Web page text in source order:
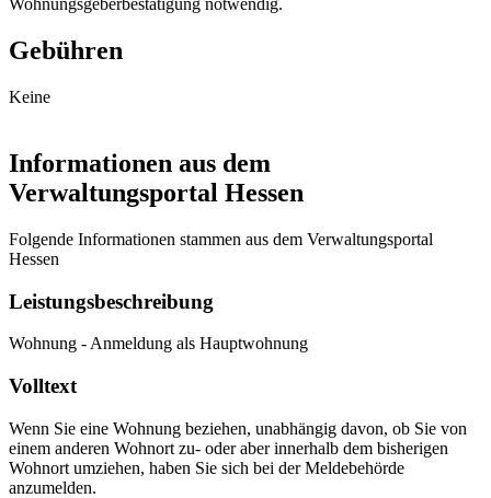
Wohnungsgeberbestätigung notwendig.
Gebühren
Keine
Informationen aus dem
Verwaltungsportal Hessen
Folgende Informationen stammen aus dem Verwaltungsportal
Hessen
Leistungsbeschreibung
Wohnung - Anmeldung als Hauptwohnung
Volltext
Wenn Sie eine Wohnung beziehen, unabhängig davon, ob Sie von
einem anderen Wohnort zu- oder aber innerhalb dem bisherigen
Wohnort umziehen, haben Sie sich bei der Meldebehörde
anzumelden.